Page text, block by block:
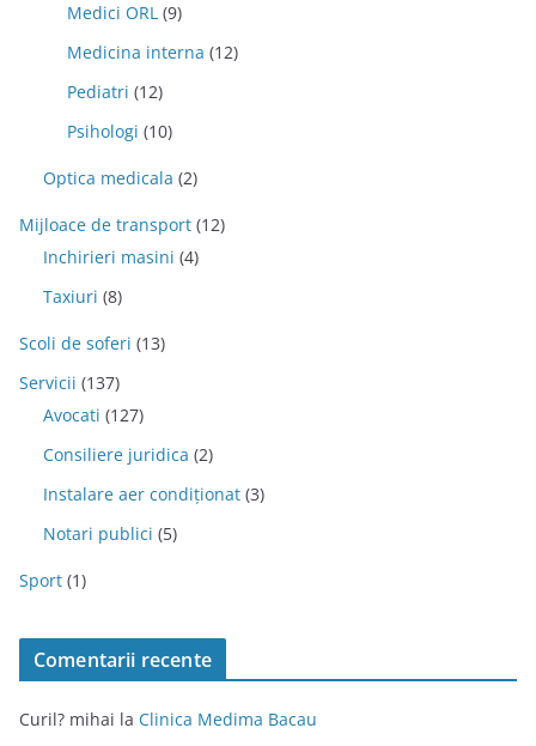
Medici ORL (9)
Medicina interna (12)
Pediatri (12)
Psihologi (10)
Optica medicala (2)
Mijloace de transport (12)
Inchirieri masini (4)
Taxiuri (8)
Scoli de soferi (13)
Servicii (137)
Avocati (127)
Consiliere juridica (2)
Instalare aer condiționat (3)
Notari publici (5)
Sport (1)
Comentarii recente
Curil? mihai la Clinica Medima Bacau